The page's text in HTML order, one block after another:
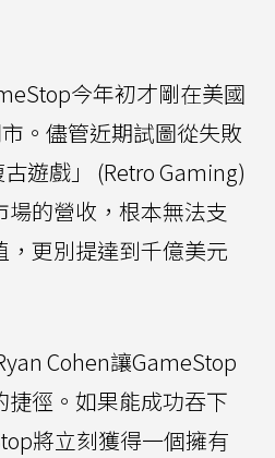
今年初才剛在美國
。儘管近期試圖從失敗
遊戲」 (Retro Gaming)
的營收，根本無法支
更別提達到千億美元
Cohen讓GameStop
徑。如果能成功吞下
將立刻獲得一個擁有